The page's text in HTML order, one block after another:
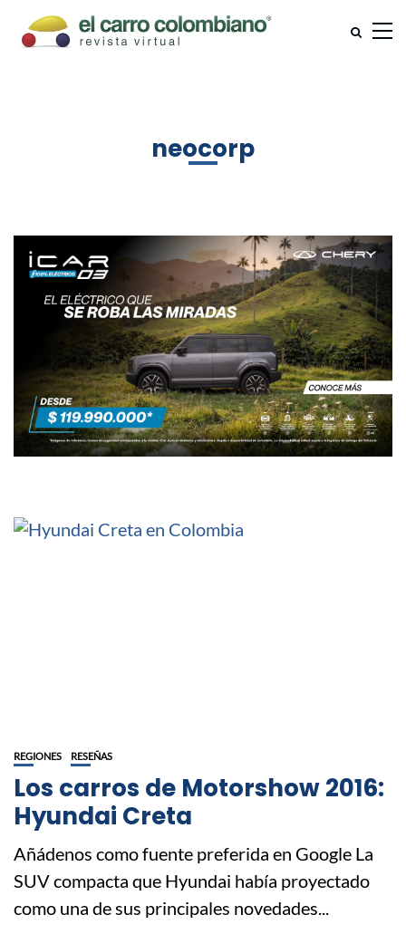
neocorp
REGIONES RESEÑAS
Los carros de Motorshow 2016:
Hyundai Creta
Añádenos como fuente preferida en Google La
SUV compacta que Hyundai había proyectado
como una de sus principales novedades...